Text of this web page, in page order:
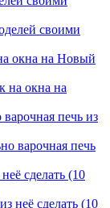
окна на Новый
печь из
сделать (10